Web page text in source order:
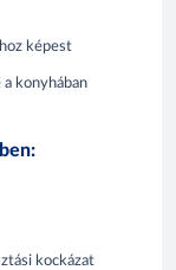
képest
konyhában
kockázat